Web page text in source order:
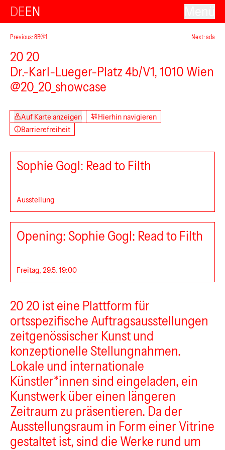
DEEN
Previous: 8B®1 Next: ada
20 20
Dr.-Karl-Lueger-Platz 4b/V1, 1010 Wien
@20_20_showcase
Auf Karte anzeigen
Hierhin navigieren
Barrierefreiheit
Sophie Gogl: Read to Filth
Ausstellung
Opening: Sophie Gogl: Read to Filth
Freitag, 29.5. 19:00
20 20 ist eine Plattform für
ortsspezifische Auftragsausstellungen
zeitgenössischer Kunst und
konzeptionelle Stellungnahmen.
Lokale und internationale
Künstler*innen sind eingeladen, ein
Kunstwerk über einen längeren
Zeitraum zu präsentieren. Da der
Ausstellungsraum in Form einer Vitrine
gestaltet ist, sind die Werke rund um